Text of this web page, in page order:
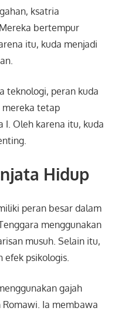
ksatria
bertempur
itu, kuda menjadi
teknologi, peran kuda
mereka tetap
I. Oleh karena itu, kuda
Hidup
peran besar dalam
menggunakan
musuh. Selain itu,
psikologis.
gajah
Ia membawa